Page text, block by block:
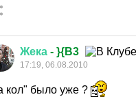
Жека - }{B3
17:19, 06.08.2010
кол" было уже ?